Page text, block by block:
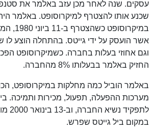
עסקים. שנה לאחר מכן עזב באלמר את
החזיק באלמר בבעלותו 8% מהחברה.
באלמר הוביל כמה מחלקות במיקרוסופט,
במקום ביל גייטס שפרש.